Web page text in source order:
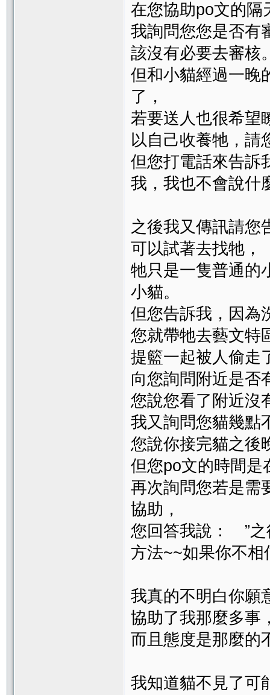
在您協助po文的隔
我詢問您您是否有
該沒有必要去審核
但和小貓經過一晚
了，
若要送人也很希望
以自己收養牠，請
但您打電話來告訴
我，我也不會說什
之後我又傳訊請您
可以試著去找牠，
牠只是一隻普通的
小貓。
但您告訴我，因為
您就帶牠去藝文特
提籃一起被人偷走
向您詢問附近是否
您說您看了附近沒
我又詢問您貓幾點
您說你接完貓之後
但您po文的時間是
再次詢問您若是需
協助，
您回答我說： ”之
方法~~如果你不相
我真的不明白你願
協助了我那麼多事
而且態度是那麼的
我知道貓不見了可